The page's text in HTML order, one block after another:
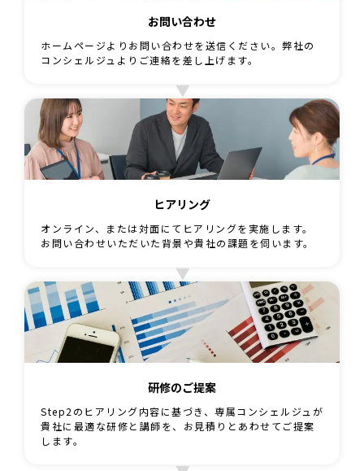
お問い合わせ
ホームページよりお問い合わせを送信ください。弊社の
コンシェルジュよりご連絡を差し上げます。
ヒアリング
オンライン、または対面にてヒアリングを実施します。
お問い合わせいただいた背景や貴社の課題を伺います。
研修のご提案
Step2のヒアリング内容に基づき、専属コンシェルジュが
貴社に最適な研修と講師を、お見積りとあわせてご提案
します。